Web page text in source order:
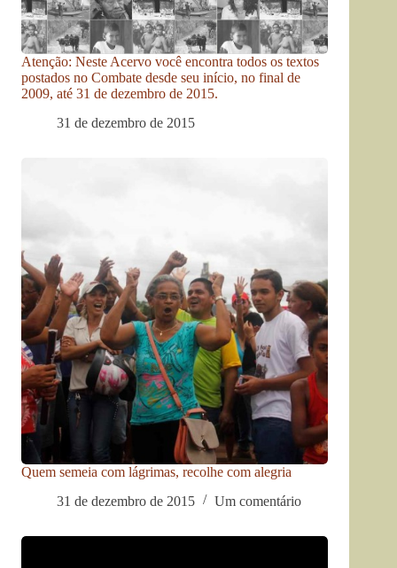
Atenção: Neste Acervo você encontra todos os textos
postados no Combate desde seu início, no final de
2009, até 31 de dezembro de 2015.
31 de dezembro de 2015
Quem semeia com lágrimas, recolhe com alegria
31 de dezembro de 2015
Um comentário